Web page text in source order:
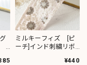
ミルキーフィズ [ピ
ーチ]インド刺繍リボ
¥440